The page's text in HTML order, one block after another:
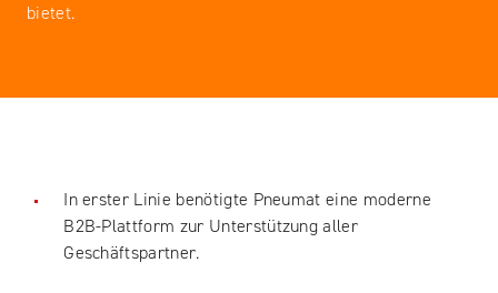
bietet.
In erster Linie benötigte Pneumat eine moderne
B2B-Plattform zur Unterstützung aller
Geschäftspartner.